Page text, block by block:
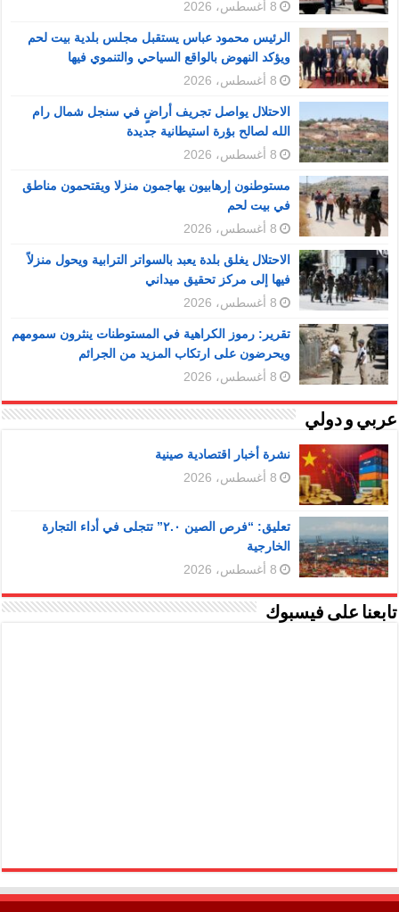
8 أغسطس، 2026
الرئيس محمود عباس يستقبل مجلس بلدية بيت لحم
ويؤكد النهوض بالواقع السياحي والتنموي فيها
8 أغسطس، 2026
الاحتلال يواصل تجريف أراضٍ في سنجل شمال رام
الله لصالح بؤرة استيطانية جديدة
8 أغسطس، 2026
مستوطنون إرهابيون يهاجمون منزلا ويقتحمون مناطق
في بيت لحم
8 أغسطس، 2026
الاحتلال يغلق بلدة يعبد بالسواتر الترابية ويحول منزلاً
فيها إلى مركز تحقيق ميداني
8 أغسطس، 2026
تقرير: رموز الكراهية في المستوطنات ينثرون سمومهم
ويحرضون على ارتكاب المزيد من الجرائم
8 أغسطس، 2026
عربي و دولي
نشرة أخبار اقتصادية صينية
8 أغسطس، 2026
تعليق: “فرص الصين ٢.٠” تتجلى في أداء التجارة
الخارجية
8 أغسطس، 2026
تابعنا على فيسبوك